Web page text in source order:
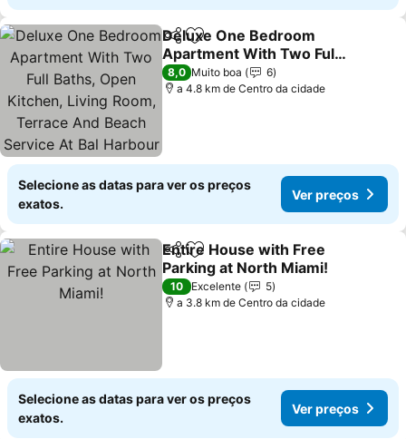
PartilharAdicionar aos favoritos
Deluxe One Bedroom
Apartment With Two Full
Baths, Open Kitchen,
Living Room, Terrace And
Ver preços
8,0 Muito boa
6
a 4.8 km de Centro da cidade
Selecione as datas para ver os preços
exatos.
Ver preços
PartilharAdicionar aos favoritos
Entire House with Free
Parking at North Miami!
Ver preços
10 Excelente
5
a 3.8 km de Centro da cidade
Selecione as datas para ver os preços
exatos.
Ver preços